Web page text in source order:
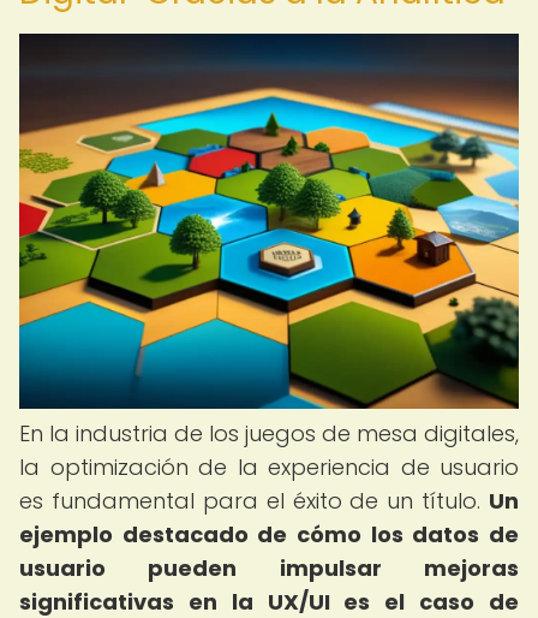
En la industria de los juegos de mesa digitales,
la optimización de la experiencia de usuario
es fundamental para el éxito de un título. Un
ejemplo destacado de cómo los datos de
usuario pueden impulsar mejoras
significativas en la UX/UI es el caso de